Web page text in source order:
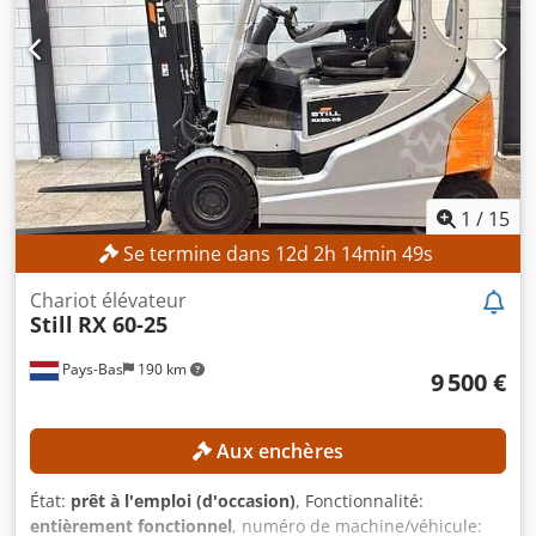
Unjx Al Tsf - Hauteur du mât : Fourche libre en bas 2270
mm - Pneus : 2x caoutchouc plein à l'avant/à l'arrière *
1 / 15
Se termine dans 12d 2h 14min 46s
Pays-Bas 190 km
Chariot élévateur
Still RX 60-25
9 500 €
Aux enchères
État: prêt à l'emploi (d'occasion), Fonctionnalité:
entièrement fonctionnel, numéro de machine/véhicule: